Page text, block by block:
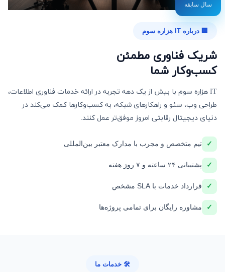
🏢 درباره IT هزاره سوم
شریک فناوری مطمئن
کسب‌وکار شما
IT هزاره سوم با بیش از یک دهه تجربه در ارائه خدمات فناوری اطلاعات،
طراحی وب، سئو و راهکارهای شبکه، به کسب‌وکارها کمک می‌کند در
دنیای دیجیتال رقابتی امروز موفق‌تر عمل کنند.
✓ تیم متخصص و مجرب با مدارک معتبر بین‌المللی
✓ پشتیبانی ۲۴ ساعته و ۷ روز هفته
✓ قرارداد خدمات با SLA مشخص
✓ مشاوره رایگان برای تمامی پروژه‌ها
سال سابقه
🛠️ خدمات ما